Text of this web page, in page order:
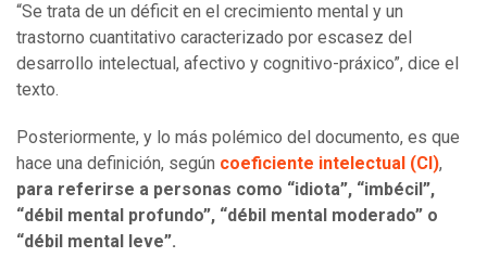
“Se trata de un déficit en el crecimiento mental y un
trastorno cuantitativo caracterizado por escasez del
desarrollo intelectual, afectivo y cognitivo-práxico”, dice el
texto.
Posteriormente, y lo más polémico del documento, es que
hace una definición, según coeficiente intelectual (CI),
para referirse a personas como “idiota”, “imbécil”,
“débil mental profundo”, “débil mental moderado” o
“débil mental leve”.